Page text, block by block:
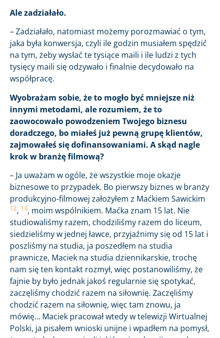
Ale zadziałało.
– Zadziałało, natomiast możemy porozmawiać o tym,
jaka była konwersja, czyli ile godzin musiałem spędzić
na tym, żeby wysłać te tysiące maili i ile ludzi z tych
tysięcy maili się odzywało i finalnie decydowało na
współpracę.
Wyobrażam sobie, że to mogło być mniejsze niż
innymi metodami, ale rozumiem, że to
zaowocowało powodzeniem Twojego biznesu
doradczego, bo miałeś już pewną grupę klientów,
zajmowałeś się dofinansowaniami. A skąd nagle
krok w branżę filmową?
– Ja uważam w ogóle, że wszystkie moje okazje
biznesowe to przypadek. Bo pierwszy biznes w branży
produkcyjno-filmowej założyłem z Maćkiem Sawickim
12, 13, moim wspólnikiem. Maćka znam 15 lat. Nie
studiowaliśmy razem, chodziliśmy razem do liceum,
siedzieliśmy w jednej ławce, przyjaźnimy się od 15 lat i
poszliśmy na studia, ja poszedłem na studia
prawnicze, Maciek na studia dziennikarskie, trochę
nam się ten kontakt rozmył, więc postanowiliśmy, że
fajnie by było jednak jakoś regularnie się spotykać,
zaczęliśmy chodzić razem na siłownię. Zaczęliśmy
chodzić razem na siłownię, więc tam znowu, ja
mówię… Maciek pracował wtedy w telewizji Wirtualnej
Polski, ja pisałem wnioski unijne i wpadłem na pomysł,